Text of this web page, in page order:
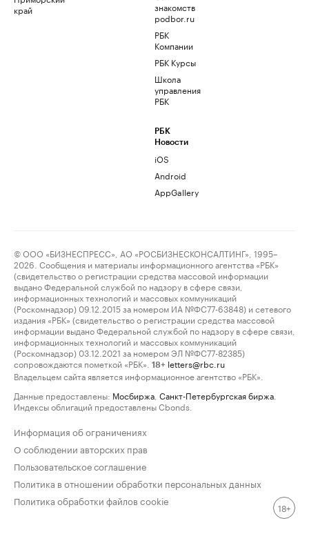
край
знакомств
podbor.ru
РБК
Компании
РБК Курсы
Школа
управления
РБК
РБК
Новости
iOS
Android
AppGallery
© ООО «БИЗНЕСПРЕСС», АО «РОСБИЗНЕСКОНСАЛТИНГ», 1995–
2026. Сообщения и материалы информационного агентства «РБК»
(свидетельство о регистрации средства массовой информации
выдано Федеральной службой по надзору в сфере связи,
информационных технологий и массовых коммуникаций
(Роскомнадзор) 09.12.2015 за номером ИА №ФС77-63848) и сетевого
издания «РБК» (свидетельство о регистрации средства массовой
информации выдано Федеральной службой по надзору в сфере связи,
информационных технологий и массовых коммуникаций
(Роскомнадзор) 03.12.2021 за номером ЭЛ №ФС77-82385)
сопровождаются пометкой «РБК».
18+ letters@rbc.ru
Владельцем сайта является информационное агентство «РБК».
Данные предоставлены: Мосбиржа Санкт-Петербургская биржа
Индексы облигаций предоставлены Cbonds.
Информация об ограничениях
О соблюдении авторских прав
Пользовательское соглашение
Политика в отношении обработки персональных данных
Политика обработки файлов cookie
18+